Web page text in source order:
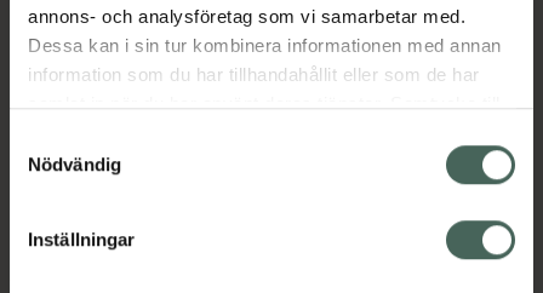
annons- och analysföretag som vi samarbetar med.
Dessa kan i sin tur kombinera informationen med annan
information som du har tillhandahållit eller som de har
samlat in när du har använt deras tjänster. Samtycke till
återkalla ditt samtycke via webbplatsens
cookieinställningar. Ett återkallat samtycke påverkar inte
lagligheten av behandling som skett innan återkallelsen.
Nödvändig
Inställningar
användning.
EAN:07046260218062
Bipacksedel från FASS Visa